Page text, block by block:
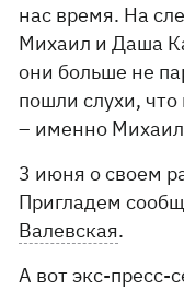
нас время. На
Михаил и Даша
они больше не
пошли слухи,
– именно
3 июня о своем
Пригладем
Валевская.
А вот экс-пресс-